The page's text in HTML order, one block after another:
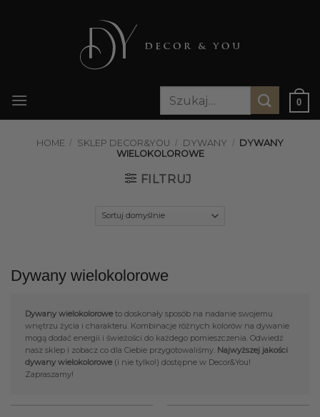
Szukaj:
0
HOME / SKLEP DECOR&YOU / DYWANY / DYWANY
WIELOKOLOROWE
FILTRUJ
Dywany wielokolorowe
Dywany wielokolorowe to doskonały sposób na nadanie swojemu
wnętrzu życia i charakteru. Kombinacje różnych kolorów na dywanie
mogą dodać energii i świeżości do każdego pomieszczenia. Odwiedź
nasz sklep i zobacz co dla Ciebie przygotowaliśmy. Najwyższej jakości
dywany wielokolorowe (i nie tylko!) dostępne w Decor&You!
Zapraszamy!